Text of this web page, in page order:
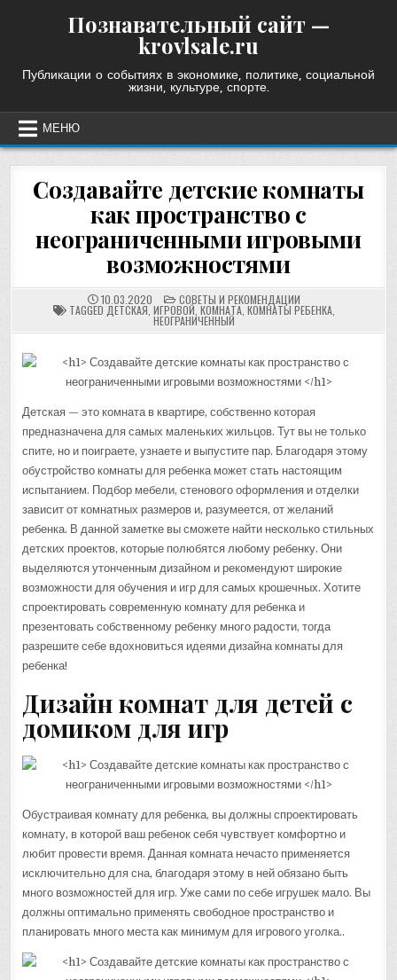
Познавательный сайт —
krovlsale.ru
Публикации о событиях в экономике, политике, социальной
жизни, культуре, спорте.
МЕНЮ
Создавайте детские комнаты
как пространство с
неограниченными игровыми
возможностями
10.03.2020 POSTED
IN
СОВЕТЫ И РЕКОМЕНДАЦИИ
TAGGED ДЕТСКАЯ ИГРОВОЙ КОМНАТА КОМНАТЫ РЕБЕНКА
НЕОГРАНИЧЕННЫЙ
Детская — это комната в квартире, собственно которая
предназначена для самых маленьких жильцов. Тут вы не только
спите, но и поиграете, узнаете и выпустите пар. Благодаря этому
обустройство комнаты для ребенка может стать настоящим
испытанием. Подбор мебели, стенового оформления и отделки
зависит от комнатных размеров и, разумеется, от желаний
ребенка. В данной заметке вы сможете найти несколько стильных
детских проектов, которые полюбятся любому ребенку. Они
выделяются утонченным дизайном и рекомендуют широкие
возможности для обучения и игр для самых крошечных. Хотите
спроектировать современную комнату для ребенка и
презентовать собственному ребенку много радости, тогда
разрешите себе вдохновиться идеями дизайна комнаты для
ребенка!
Дизайн комнат для детей с
домиком для игр
Обустраивая комнату для ребенка, вы должны спроектировать
комнату, в которой ваш ребенок себя чувствует комфортно и
любит провести время. Данная комната нечасто применяется
исключительно для сна, благодаря этому в ней обязано быть
много возможностей для игр. Уже сами по себе игрушек мало. Вы
должны оптимально применять свободное пространство и
планировать много места как минимум для игрового уголка..